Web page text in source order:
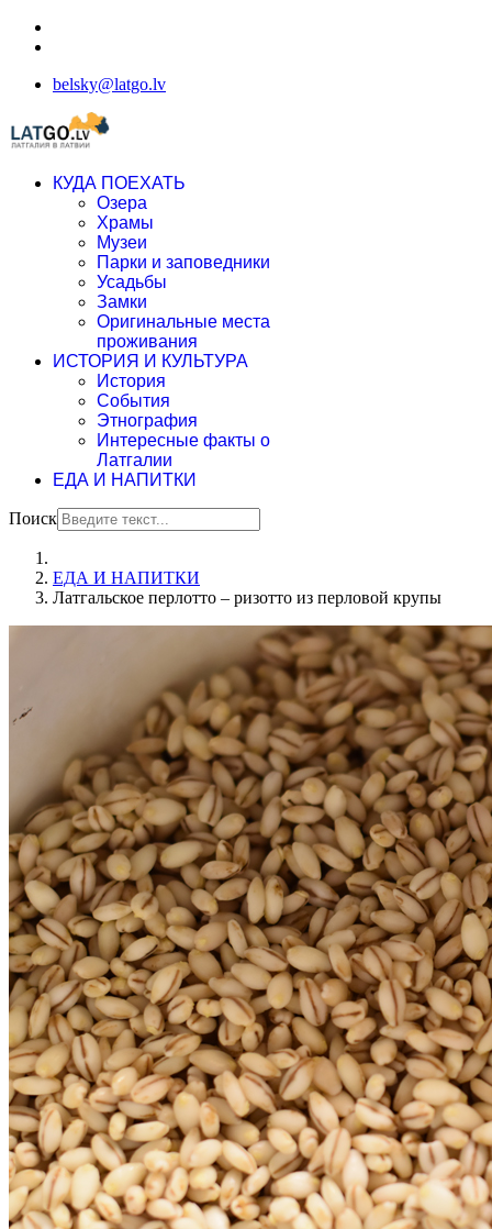
belsky@latgo.lv
КУДА ПОЕХАТЬ
Озера
Храмы
Музеи
Парки и заповедники
Усадьбы
Замки
Оригинальные места
проживания
ИСТОРИЯ И КУЛЬТУРА
История
События
Этнография
Интересные факты о
Латгалии
ЕДА И НАПИТКИ
Поиск
ЕДА И НАПИТКИ
Латгальское перлотто – ризотто из перловой крупы